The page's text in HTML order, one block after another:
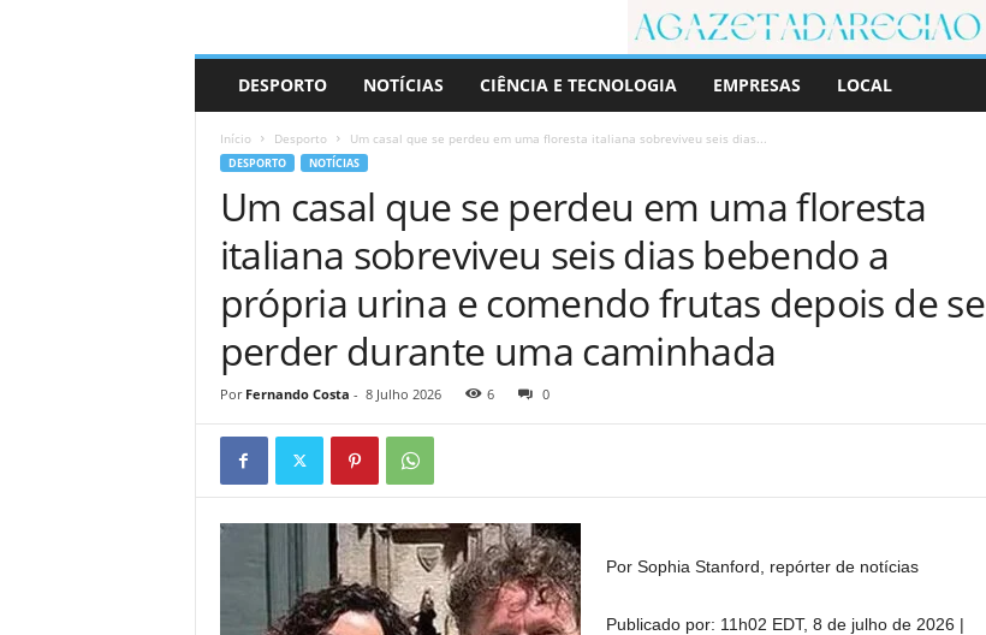
r
DESPORTO NOTÍCIAS CIÊNCIA E TECNOLOGIA EMPRESAS LOCAL
Início Desporto Um casal que se perdeu em uma floresta italiana sobreviveu seis dias...
DESPORTO NOTÍCIAS
Um casal que se perdeu em uma floresta
italiana sobreviveu seis dias bebendo a
própria urina e comendo frutas depois de se
perder durante uma caminhada
Por Fernando Costa - 8 Julho 2026 6 0
Por Sophia Stanford, repórter de notícias
Publicado por: 11h02 EDT, 8 de julho de 2026 |